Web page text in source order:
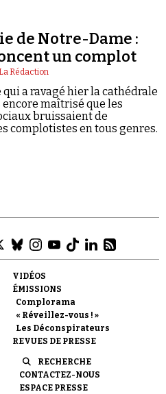
de Notre-Dame :
un complot
La Rédaction
a ravagé hier la cathédrale
maîtrisé que les
bruissaient de
complotistes en tous genres.
VIDÉOS
ÉMISSIONS
Complorama
« Réveillez-vous ! »
Les Déconspirateurs
REVUES DE PRESSE
RECHERCHE
CONTACTEZ-NOUS
ESPACE PRESSE